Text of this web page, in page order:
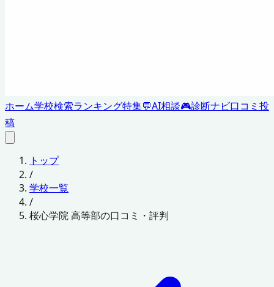
ホーム学校検索ランキング特集💬AI相談🎮診断ナビ口コミ投
稿
トップ
/
学校一覧
/
桜心学院 高等部の口コミ・評判